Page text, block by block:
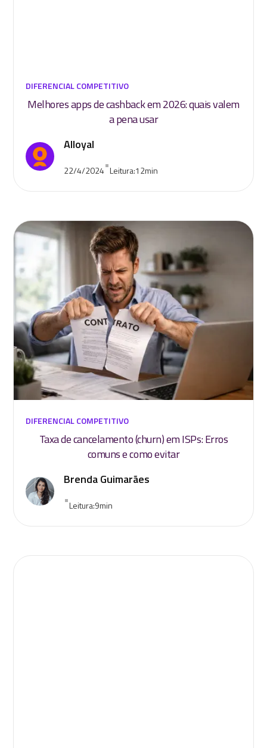
DIFERENCIAL COMPETITIVO
Melhores apps de cashback em 2026: quais valem
a pena usar
Alloyal
22/4/2024•Leitura:12min
DIFERENCIAL COMPETITIVO
Taxa de cancelamento (churn) em ISPs: Erros
comuns e como evitar
Brenda Guimarães
•Leitura:9min